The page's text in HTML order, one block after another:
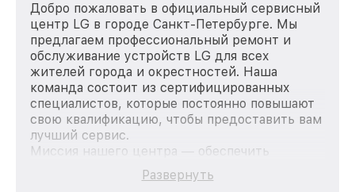
Добро пожаловать в официальный сервисный
центр LG в городе Санкт-Петербурге. Мы
предлагаем профессиональный ремонт и
обслуживание устройств LG для всех
жителей города и окрестностей. Наша
команда состоит из сертифицированных
специалистов, которые постоянно повышают
свою квалификацию, чтобы предоставить вам
лучший сервис.
Миссия нашего центра — обеспечить
качественный и доступный ремонт для
каждого пользователя продукции LG, вне
Развернуть